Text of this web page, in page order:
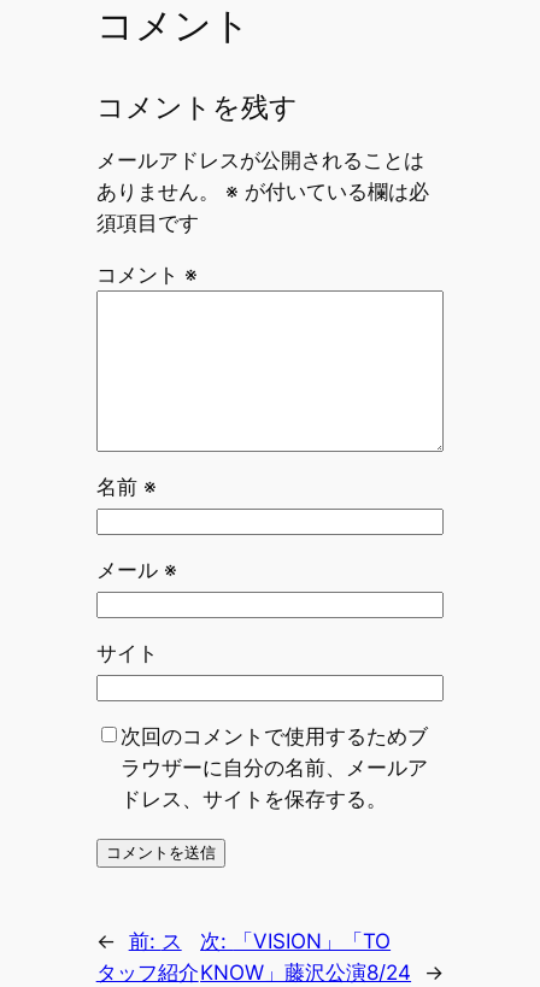
コメント
コメントを残す
メールアドレスが公開されることは
ありません。
※ が付いている欄は必
須項目です
コメント ※
名前 ※
メール ※
サイト
次回のコメントで使用するためブ
ラウザーに自分の名前、メールア
ドレス、サイトを保存する。
← 前: ス
タッフ紹介
次:
「VISION」「TO
KNOW」藤沢公演8/24
→